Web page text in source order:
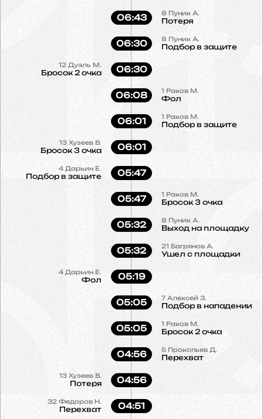
8 Пуник А.
Потеря
06:43
8 Пуник А.
Подбор в защите
06:30
12 Дуэль М.
Бросок 2 очка 06:30
1 Раков М.
Фол
06:08
1 Раков М.
Подбор в защите
06:01
13 Хузеев В.
Бросок 3 очка 06:01
4Дарьин Е.
Подбор в защите 05:47
1 Раков М.
Бросок 3 очка
05:47
8 Пуник А.
Выход на площадку
05:32
21 Багрянов А.
Ушел с площадки
05:32
4 Дарьин Е.
Фол 05:19
7 Алексей З.
Подбор в нападении
05:05
1 Раков М.
Бросок 2 очка
05:05
5 Прокопьев Д.
Перехват
04:56
13 Хузеев В.
Потеря 04:56
32 Федоров Н.
Перехват 04:51